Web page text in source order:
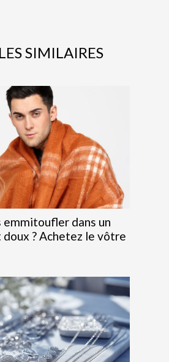
SIMILAIRES
emmitoufler dans un
doux ? Achetez le vôtre